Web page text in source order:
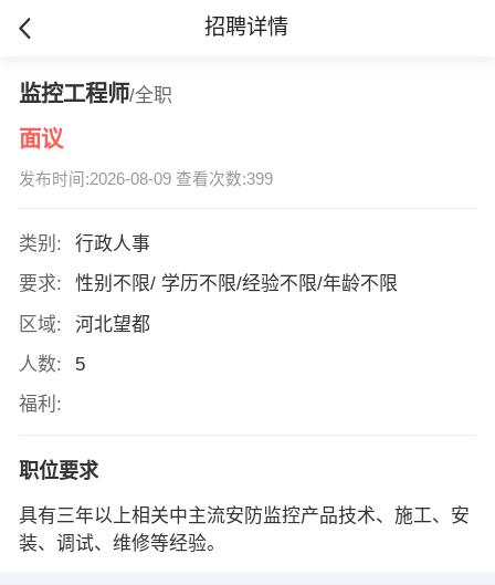
招聘详情
监控工程师/全职
面议
发布时间:2026-08-09 查看次数:399
类别:
行政人事
要求:
性别不限/ 学历不限/经验不限/年龄不限
区域:
河北望都
人数:
5
福利:
职位要求
具有三年以上相关中主流安防监控产品技术、施工、安
装、调试、维修等经验。